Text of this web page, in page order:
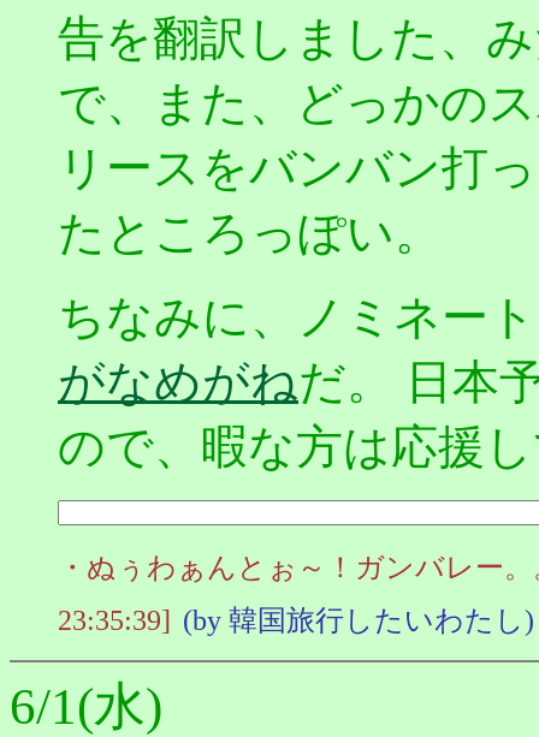
告を翻訳しました、
で、また、どっかの
リースをバンバン打
たところっぽい。
ちなみに、ノミネー
がなめがねだ。 日本
ので、暇な方は応援
・ぬぅわぁんとぉ～！ガンバレー
23:35:39] (by 韓国旅行したいわたし)
6/1(水)